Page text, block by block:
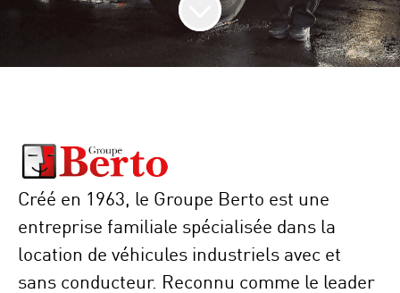
Créé en 1963, le Groupe Berto est une
entreprise familiale spécialisée dans la
location de véhicules industriels avec et
sans conducteur. Reconnu comme le leader